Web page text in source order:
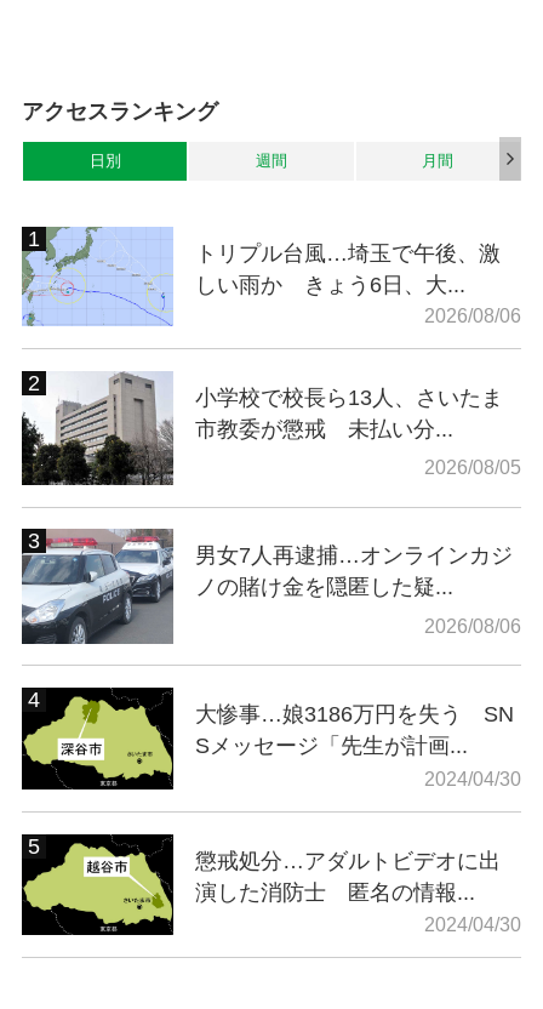
アクセスランキング
日別 週間 月間
トリプル台風…埼玉で午後、激
しい雨か きょう6日、大...
2026/08/06
小学校で校長ら13人、さいたま
市教委が懲戒 未払い分...
2026/08/05
男女7人再逮捕…オンラインカジ
ノの賭け金を隠匿した疑...
2026/08/06
大惨事…娘3186万円を失う SN
Sメッセージ「先生が計画...
2024/04/30
懲戒処分…アダルトビデオに出
演した消防士 匿名の情報...
2024/04/30